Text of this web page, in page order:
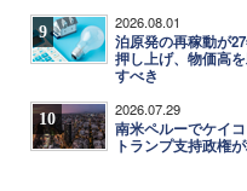
9 2026.08.01
泊原発の再稼動が
押し上げ、物価高
すべき
10 2026.07.29
南米ペルーでケイ
トランプ支持政権